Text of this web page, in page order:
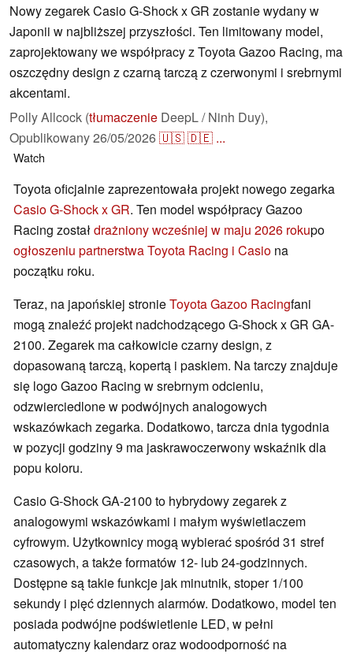
Nowy zegarek Casio G-Shock x GR zostanie wydany w
Japonii w najbliższej przyszłości. Ten limitowany model,
zaprojektowany we współpracy z Toyota Gazoo Racing, ma
oszczędny design z czarną tarczą z czerwonymi i srebrnymi
akcentami.
Polly Allcock (tłumaczenie DeepL / Ninh Duy),
Opublikowany26/05/2026🇺🇸🇩🇪 ...
Watch
Toyota oficjalnie zaprezentowała projekt nowego zegarka
Casio G-Shock x GR. Ten model współpracy Gazoo
Racing zostałdrażniony wcześniej w maju 2026 rokupo
ogłoszeniu partnerstwa Toyota Racing i Casio na
początku roku.
Teraz, na japońskiej stronieToyota Gazoo Racingfani
mogą znaleźć projekt nadchodzącego G-Shock x GR GA-
2100. Zegarek ma całkowicie czarny design, z
dopasowaną tarczą, kopertą i paskiem. Na tarczy znajduje
się logo Gazoo Racing w srebrnym odcieniu,
odzwierciedlone w podwójnych analogowych
wskazówkach zegarka. Dodatkowo, tarcza dnia tygodnia
w pozycji godziny 9 ma jaskrawoczerwony wskaźnik dla
popu koloru.
Casio G-Shock GA-2100 to hybrydowy zegarek z
analogowymi wskazówkami i małym wyświetlaczem
cyfrowym. Użytkownicy mogą wybierać spośród 31 stref
czasowych, a także formatów 12- lub 24-godzinnych.
Dostępne są takie funkcje jak minutnik, stoper 1/100
sekundy i pięć dziennych alarmów. Dodatkowo, model ten
posiada podwójne podświetlenie LED, w pełni
automatyczny kalendarz oraz wodoodporność na